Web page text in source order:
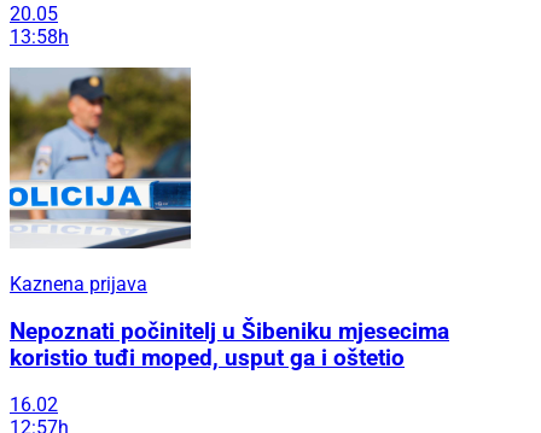
20.05
13:58h
Kaznena prijava
Nepoznati počinitelj u Šibeniku mjesecima
koristio tuđi moped, usput ga i oštetio
16.02
12:57h